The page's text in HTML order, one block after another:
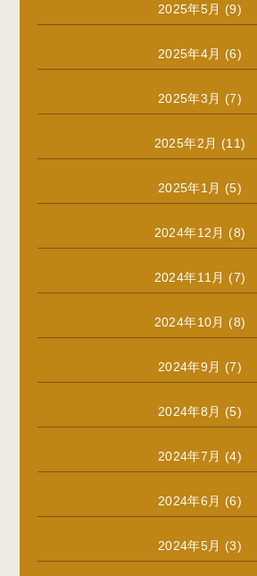
2025年5月 (9)
2025年4月 (6)
2025年3月 (7)
2025年2月 (11)
2025年1月 (5)
2024年12月 (8)
2024年11月 (7)
2024年10月 (8)
2024年9月 (7)
2024年8月 (5)
2024年7月 (4)
2024年6月 (6)
2024年5月 (3)